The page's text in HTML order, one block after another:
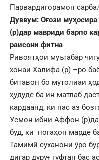
Парвардигорамон
Дуввум: Оғози
(р)дар мавриди барпо
раисони фитна
Ривоятҳои муътабар
хонаи Халифа (р) –ро
битавон бо мутолиаи
ҳудуде ба ин матлаб
кардаанд, ки пас аз
Усмон ибни Аффон
буд, ки ногаҳон марде
Тамимӣ суханони ӯро
дигар дуруғ гуфтан бас